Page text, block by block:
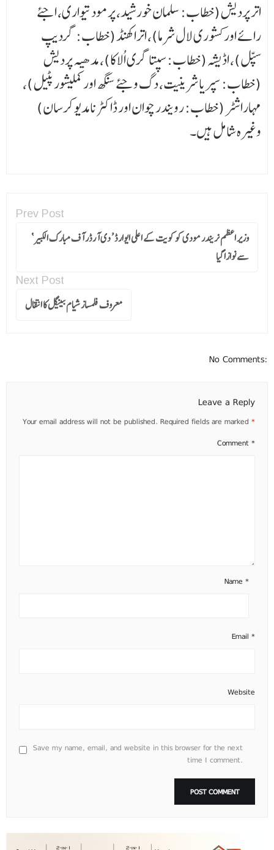
اتر پردیش (خطاب: سلمان خورشید، پرمود تیواری، اجئے
رائے اور کشوری لال شرما)، اتراکھنڈ (خطاب: گردیپ
سپّل)، اڈیشہ (خطاب: سپتاگری اُلاکا)، مدھیہ پردیش
(خطاب: سپریا شرینیت، دگ وجئے سنگھ اور کملیشور پٹیل)،
مہاراشٹر (خطاب: رویندر چوان اور ڈاکٹر نامدیو کرسان)
وغیرہ شامل ہیں۔
Prev Post
وزیر اعظم نریندر مودی کو کویت کے اعلی ایوارڈ ’ دی آرڈر آف مبارک الکبیر ‘
سے نوازا گیا
Next Post
معروف فلمساز شیام بینیگل کا انتقال
No Comments:
Leave a Reply
Your email address will not be published. Required fields are marked *
Comment *
Name *
Email *
Website
Save my name, email, and website in this browser for the next
time I comment.